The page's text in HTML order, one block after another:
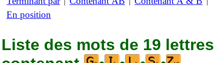
En position
Liste des mots de 19 lettres